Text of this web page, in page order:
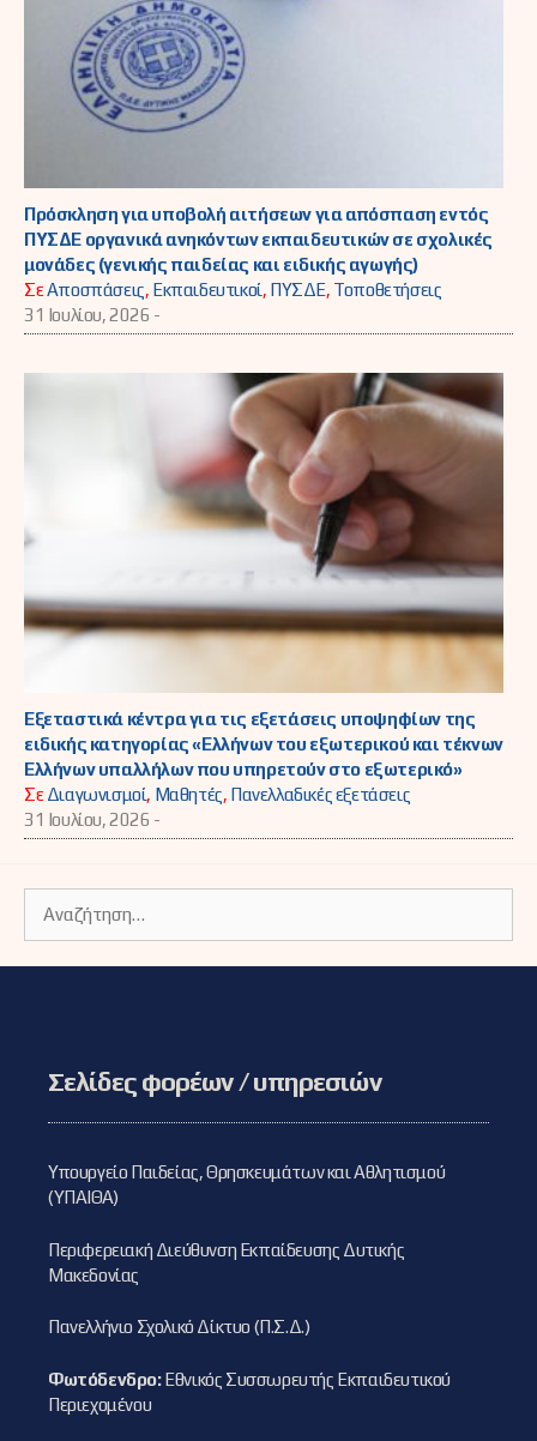
Πρόσκληση για υποβολή αιτήσεων για απόσπαση εντός
ΠΥΣΔΕ οργανικά ανηκόντων εκπαιδευτικών σε σχολικές
μονάδες (γενικής παιδείας και ειδικής αγωγής)
ΣεΑποσπάσεις, Εκπαιδευτικοί, ΠΥΣΔΕ, Τοποθετήσεις
31 Ιουλίου, 2026 -
Εξεταστικά κέντρα για τις εξετάσεις υποψηφίων της
ειδικής κατηγορίας «Ελλήνων του εξωτερικού και τέκνων
Ελλήνων υπαλλήλων που υπηρετούν στο εξωτερικό»
ΣεΔιαγωνισμοί, Μαθητές, Πανελλαδικές εξετάσεις
31 Ιουλίου, 2026 -
για:
Σελίδες φορέων / υπηρεσιών
Υπουργείο Παιδείας, Θρησκευμάτων και Αθλητισμού
(ΥΠΑΙΘΑ)
Περιφερειακή Διεύθυνση Εκπαίδευσης Δυτικής
Μακεδονίας
Πανελλήνιο Σχολικό Δίκτυο (Π.Σ.Δ.)
Φωτόδενδρο:Εθνικός Συσσωρευτής Εκπαιδευτικού
Περιεχομένου